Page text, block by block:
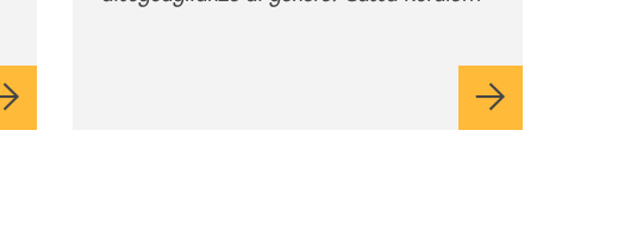
valori e influenzi direttamente la comunità